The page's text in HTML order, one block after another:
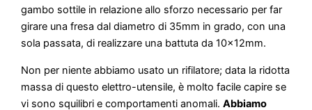
gambo sottile in relazione allo sforzo necessario per far
girare una fresa dal diametro di 35mm in grado, con una
sola passata, di realizzare una battuta da 10x12mm.
Non per niente abbiamo usato un rifilatore; data la ridotta
massa di questo elettro-utensile, è molto facile capire se
vi sono squilibri e comportamenti anomali.Abbiamo